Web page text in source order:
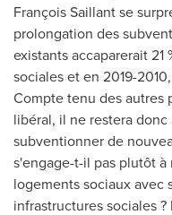
François Saillant se
prolongation des
existants accaparerait
sociales et en 2019-
Compte tenu des autres
libéral, il ne restera
subventionner de
s'engage-t-il pas plutôt
logements sociaux avec
infrastructures sociales